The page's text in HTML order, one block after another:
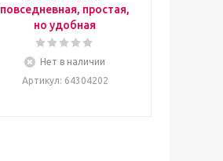
повседневная, простая,
но удобная
Нет в наличии
Артикул: 64304202